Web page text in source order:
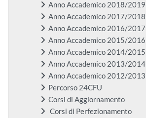
Anno Accademico 2018/2019
Anno Accademico 2017/2018
Anno Accademico 2016/2017
Anno Accademico 2015/2016
Anno Accademico 2014/2015
Anno Accademico 2013/2014
Anno Accademico 2012/2013
Percorso 24CFU
Corsi di Aggiornamento
Corsi di Perfezionamento